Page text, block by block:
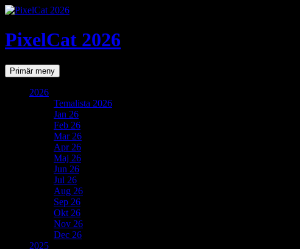
PixelCat 2026
SökPrimär meny Gå
till
2026
Temalista 2026
Jan 26
Feb 26
Mar 26
Apr 26
Maj 26
Jun 26
Jul 26
Aug 26
Sep 26
Okt 26
Nov 26
Dec 26
2025